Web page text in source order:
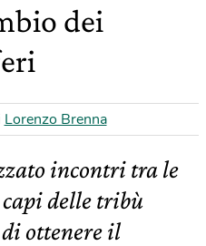
dei
Lorenzo Brenna
incontri tra le
delle tribù
ottenere il